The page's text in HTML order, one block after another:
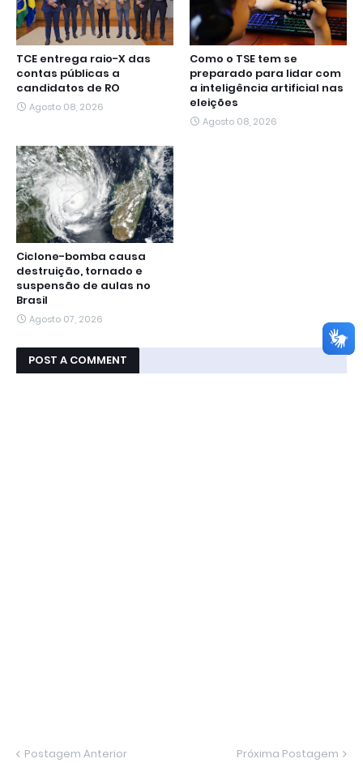
TCE entrega raio-X das
contas públicas a
candidatos de RO
Agosto 08, 2026
Como o TSE tem se
preparado para lidar com
a inteligência artificial nas
eleições
Agosto 08, 2026
Ciclone-bomba causa
destruição, tornado e
suspensão de aulas no
Brasil
Agosto 07, 2026
POST A COMMENT
Postagem Anterior Próxima Postagem